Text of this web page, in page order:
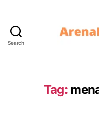
Search
Tag: